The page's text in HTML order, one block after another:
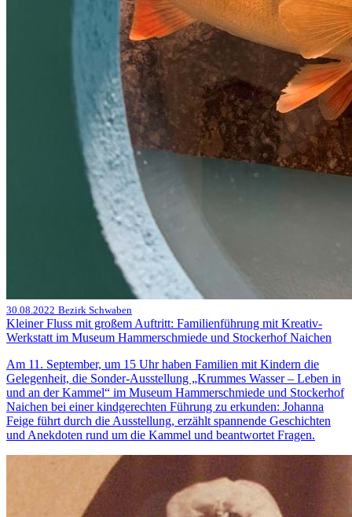
30.08.2022 Bezirk Schwaben
Kleiner Fluss mit großem Auftritt: Familienführung mit Kreativ-
Werkstatt im Museum Hammerschmiede und Stockerhof Naichen
Am 11. September, um 15 Uhr haben Familien mit Kindern die
Gelegenheit, die Sonder-Ausstellung „Krummes Wasser – Leben in
und an der Kammel“ im Museum Hammerschmiede und Stockerhof
Naichen bei einer kindgerechten Führung zu erkunden: Johanna
Feige führt durch die Ausstellung, erzählt spannende Geschichten
und Anekdoten rund um die Kammel und beantwortet Fragen.